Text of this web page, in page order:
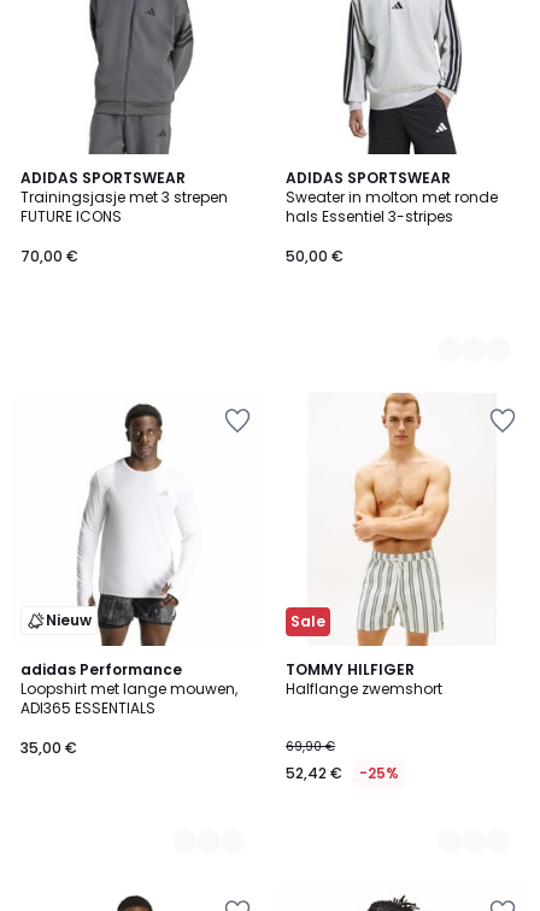
ADIDAS SPORTSWEAR
Trainingsjasje met 3 strepen
FUTURE ICONS
70,00 €
ADIDAS SPORTSWEAR
Sweater in molton met ronde
hals Essentiel 3-stripes
50,00 €
3
Kleuren
Nieuw
adidas Performance
Loopshirt met lange mouwen,
ADI365 ESSENTIALS
35,00 €
2
Kleuren
Sale
TOMMY HILFIGER
Halflange zwemshort
69,90 €
52,42 € -25%
2
Kleuren